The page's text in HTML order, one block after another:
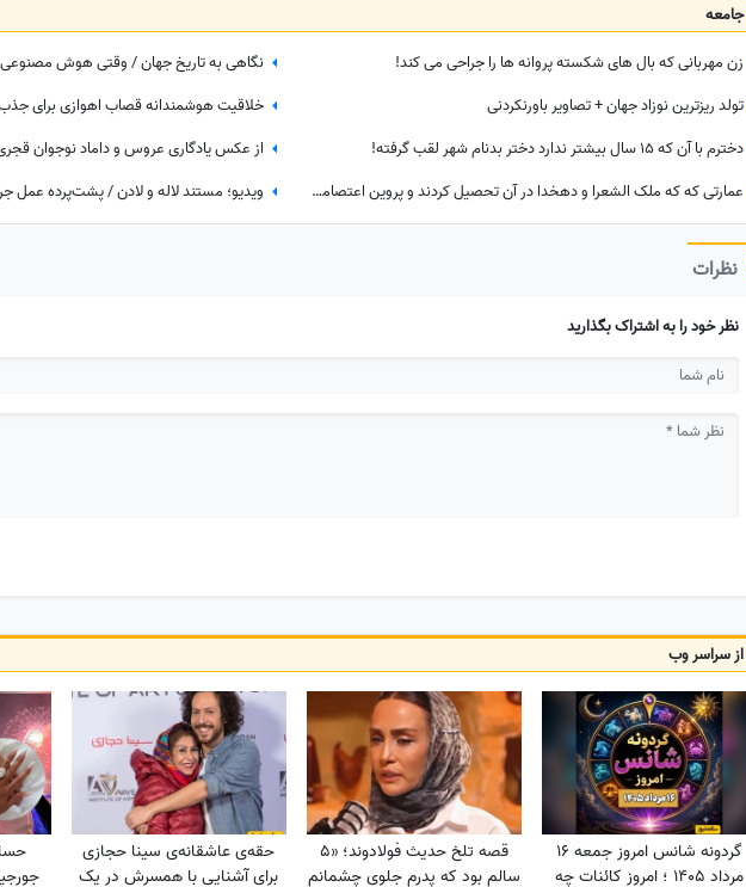
جامعه
زن مهربانی که بال های شکسته پروانه ها را جراحی می کند!
تولد ریزترین نوزاد جهان + تصاویر باورنکردنی
دخترم با آن که ۱۵ سال بیشتر ندارد دختر بدنام شهر لقب گرفته!
عمارتی که که ملک الشعرا و دهخدا در آن تحصیل کردند و پروین اعتصامی در آن کار کرد + عکس
نظرات
نظر خود را به اشتراک بگذارید
از سراسر وب
گردونه شانس امروز جمعه 16
مرداد 1405 ؛ امروز کائنات چه
قصه تلخ حدیث فولادوند؛ «5
سالم بود که پدرم جلوی چشمانم
حقه‌ی عاشقانه‌ی سینا حجازی
برای آشنایی با همسرش در یک